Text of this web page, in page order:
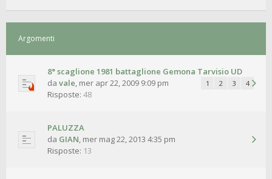
Argomenti
8° scaglione 1981 battaglione Gemona Tarvisio UD
da vale, mer apr 22, 2009 9:09 pm 1 2 3 4
Risposte: 48
PALUZZA
da GIAN, mer mag 22, 2013 4:35 pm
Risposte: 13